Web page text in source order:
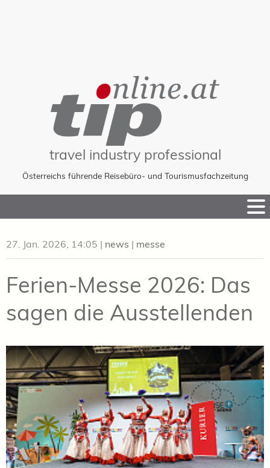
travel industry professional
Österreichs führende Reisebüro- und Tourismusfachzeitung
to
27. Jan. 2026, 14:05 | news | messe
Ferien-Messe 2026: Das
sagen die Ausstellenden